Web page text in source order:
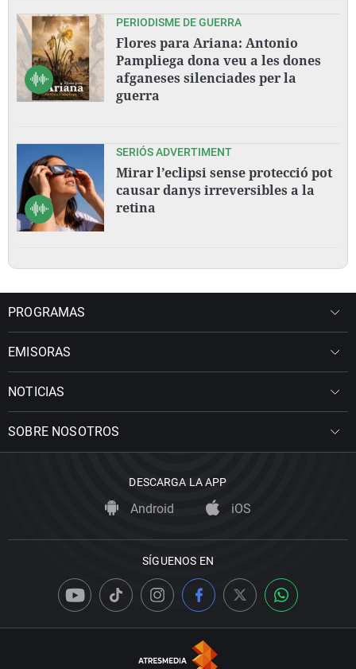
PERIODISME DE GUERRA
Flores para Ariana: Antonio
Pampliega dona veu a les dones
afganeses silenciades per la
guerra
SERIÓS ADVERTIMENT
Mirar l’eclipsi sense protecció pot
causar danys irreversibles a la
retina
PROGRAMAS
EMISORAS
NOTICIAS
SOBRE NOSOTROS
DESCARGA LA APP
Android iOS
SÍGUENOS EN